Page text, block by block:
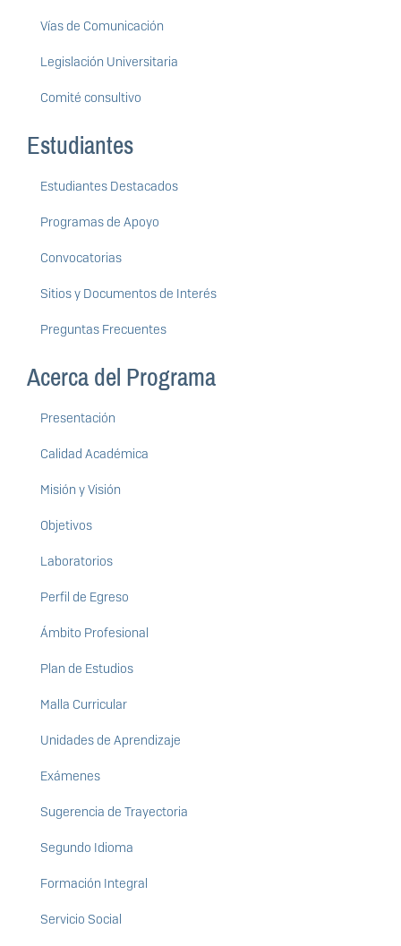
Vías de Comunicación
Legislación Universitaria
Comité consultivo
Estudiantes
Estudiantes Destacados
Programas de Apoyo
Convocatorias
Sitios y Documentos de Interés
Preguntas Frecuentes
Acerca del Programa
Presentación
Calidad Académica
Misión y Visión
Objetivos
Laboratorios
Perfil de Egreso
Ámbito Profesional
Plan de Estudios
Malla Curricular
Unidades de Aprendizaje
Exámenes
Sugerencia de Trayectoria
Segundo Idioma
Formación Integral
Servicio Social